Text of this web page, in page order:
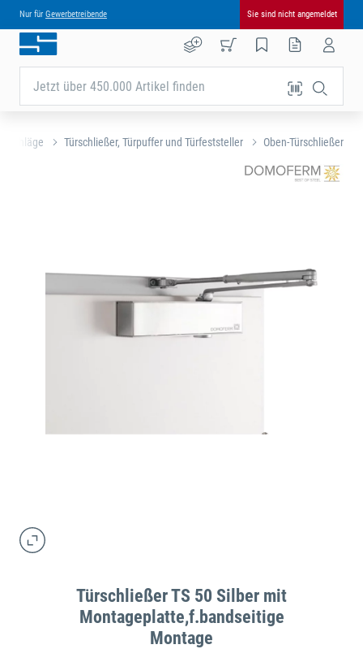
Nur für Gewerbetreibende Sie sind nicht angemeldet
Jetzt über 450.000 Artikel finden
Türschließer, Türpuffer und Türfeststeller Oben-Türschließer
Türschließer TS 50 Silber mit
Montageplatte,f.bandseitige
Montage